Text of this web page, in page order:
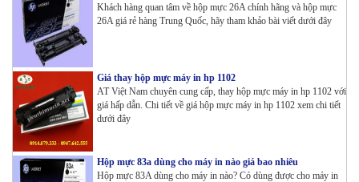
Khách hàng quan tâm về hộp mực 26A chính hãng và hộp mực
26A giá rẻ hàng Trung Quốc, hãy tham khảo bài viết dưới đây
Giá thay hộp mực máy in hp 1102
AT Việt Nam chuyên cung cấp, thay hộp mực máy in hp 1102 với
giá hấp dẫn. Chi tiết về giá hộp mực máy in hp 1102 xem chi tiết
dưới đây
Hộp mực 83a dùng cho máy in nào giá bao nhiêu
Hộp mực 83A dùng cho máy in nào? Có dùng được cho máy in